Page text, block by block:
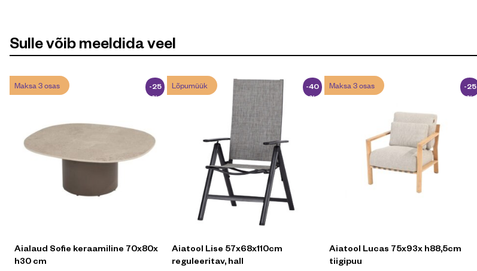
Sulle võib meeldida veel
Maksa 3 osas
-25
%
Aialaud Sofie keraamiline 70x80x
h30 cm
Lõpumüük
-40
%
Aiatool Lise 57x68x110cm
reguleeritav, hall
Maksa 3 osas
-25
%
Aiatool Lucas 75x93x h88,5cm
tiigipuu